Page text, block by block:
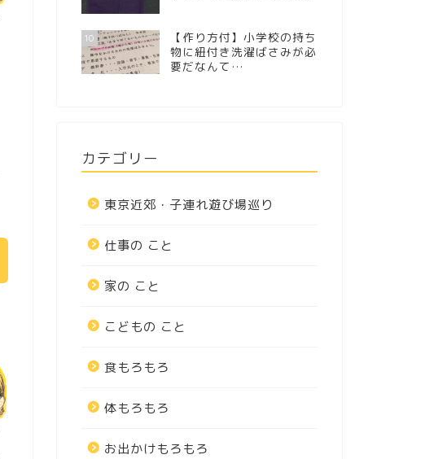
10
【作り方付】小学校の持ち
物に紐付き洗濯ばさみが必
要だなんて…
カテゴリー
東京近郊・子連れ遊び場巡り
仕事の こと
家の こと
こどもの こと
食もろもろ
体もろもろ
お出かけもろもろ